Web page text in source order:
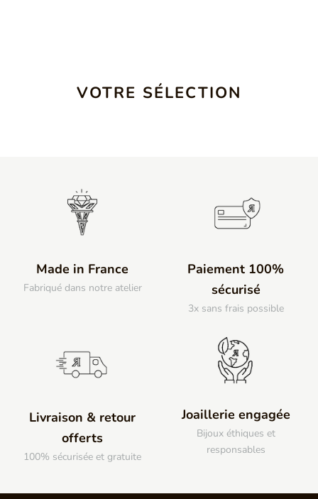
VOTRE SÉLECTION
Made in France
Fabriqué dans notre atelier
Paiement 100%
sécurisé
3x sans frais possible
Livraison & retour
offerts
100% sécurisée et gratuite
Joaillerie engagée
Bijoux éthiques et
responsables